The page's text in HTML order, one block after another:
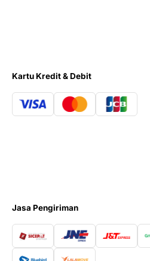
Kartu Kredit & Debit
Jasa Pengiriman